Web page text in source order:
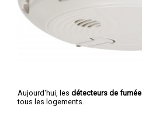
Aujourd'hui, les détecteurs de fumée
tous les logements.